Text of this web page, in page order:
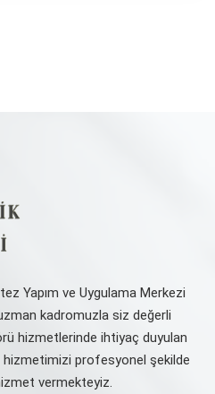
Yapım ve Uygulama Merkezi
kadromuzla siz değerli
hizmetlerinde ihtiyaç duyulan
hizmetimizi profesyonel şekilde
vermekteyiz.